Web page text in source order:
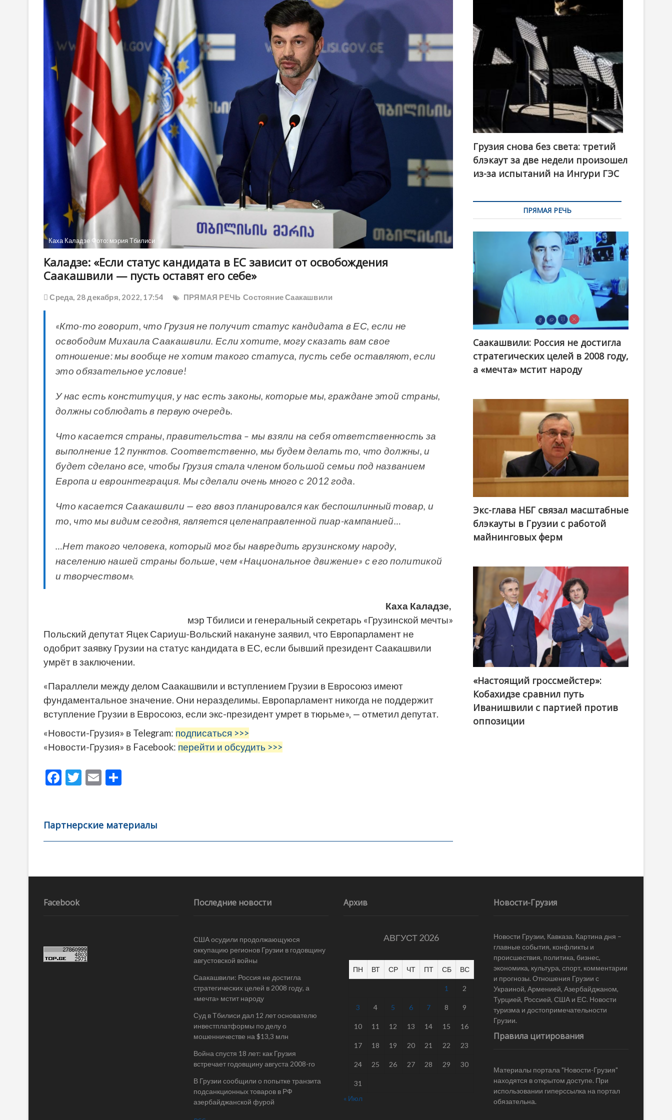
Каха Каладзе Фото: мэрия Тбилиси
Каладзе: «Если статус кандидата в ЕС зависит от освобождения
Саакашвили — пусть оставят его себе»
Среда, 28 декабря, 2022, 17:54 ПРЯМАЯ РЕЧЬ Состояние Саакашвили
«Кто-то говорит, что Грузия не получит статус кандидата в ЕС, если не
освободим Михаила Саакашвили. Если хотите, могу сказать вам свое
отношение: мы вообще не хотим такого статуса, пусть себе оставляют, если
это обязательное условие!
У нас есть конституция, у нас есть законы, которые мы, граждане этой страны,
должны соблюдать в первую очередь.
Что касается страны, правительства – мы взяли на себя ответственность за
выполнение 12 пунктов. Соответственно, мы будем делать то, что должны, и
будет сделано все, чтобы Грузия стала членом большой семьи под названием
Европа и евроинтеграция. Мы сделали очень много с 2012 года.
Что касается Саакашвили — его ввоз планировался как беспошлинный товар, и
то, что мы видим сегодня, является целенаправленной пиар-кампанией…
…Нет такого человека, который мог бы навредить грузинскому народу,
населению нашей страны больше, чем «Национальное движение» с его политикой
и творчеством».
Каха Каладзе,
мэр Тбилиси и генеральный секретарь «Грузинской мечты»
Польский депутат Яцек Сариуш-Вольский накануне заявил, что Европарламент не
одобрит заявку Грузии на статус кандидата в ЕС, если бывший президент Саакашвили
умрёт в заключении.
«Параллели между делом Саакашвили и вступлением Грузии в Евросоюз имеют
фундаментальное значение. Они неразделимы. Европарламент никогда не поддержит
вступление Грузии в Евросоюз, если экс-президент умрет в тюрьме», — отметил депутат.
«Новости-Грузия» в Telegram: подписаться >>>
«Новости-Грузия» в Facebook: перейти и обсудить >>>
F
b
o
k
T
er
E
l
а
в
ть
Партнерские материалы
Навигация
записям
Грузия снова без света: третий
блэкаут за две недели произошел
из-за испытаний на Ингури ГЭС
ПРЯМАЯ РЕЧЬ
Саакашвили: Россия не достигла
стратегических целей в 2008 году,
а «мечта» мстит народу
Экс-глава НБГ связал масштабные
блэкауты в Грузии с работой
майнинговых ферм
@ქართული ოცნება / Georgian Dream
«Настоящий гроссмейстер»:
Кобахидзе сравнил путь
Иванишвили с партией против
оппозиции
Facebook Последние новости
США осудили продолжающуюся
оккупацию регионов Грузии в годовщину
августовской войны
Саакашвили: Россия не достигла
стратегических целей в 2008 году, а
«мечта» мстит народу
Суд в Тбилиси дал 12 лет основателю
инвестплатформы по делу о
мошенничестве на $13,3 млн
Война спустя 18 лет: как Грузия
встречает годовщину августа 2008-го
В Грузии сообщили о попытке транзита
подсанкционных товаров в РФ
азербайджанской фурой
Архив
АВГУСТ 2026
ПН ВТ СР ЧТ ПТ СБ ВС
1 2
3 4 5 6 7 8 9
10 11 12 13 14 15 16
17 18 19 20 21 22 23
24 25 26 27 28 29 30
31
« Июл
Новости-Грузия
Новости Грузии, Кавказа. Картина дня –
главные события, конфликты и
происшествия, политика, бизнес,
экономика, культура, спорт, комментарии
и прогнозы. Отношения Грузии с
Украиной, Арменией, Азербайджаном,
Турцией, Россией, США и ЕС. Новости
туризма и достопримечательности
Грузии.
Правила цитирования
Материалы портала "Новости-Грузия"
находятся в открытом доступе. При
использовании гиперссылка на портал
обязательна.